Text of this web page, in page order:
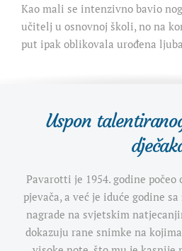
Kao mali se intenzivno bavio
učitelj u osnovnoj školi, no na
put ipak oblikovala urođena
Uspon
Pavarotti je 1954. godine
pjevača, a već je iduće godine
nagrade na svjetskim
dokazuju rane snimke na